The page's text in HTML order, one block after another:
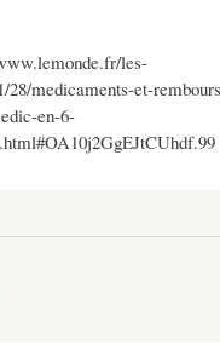
les-
28/medicaments-et-
en-6-